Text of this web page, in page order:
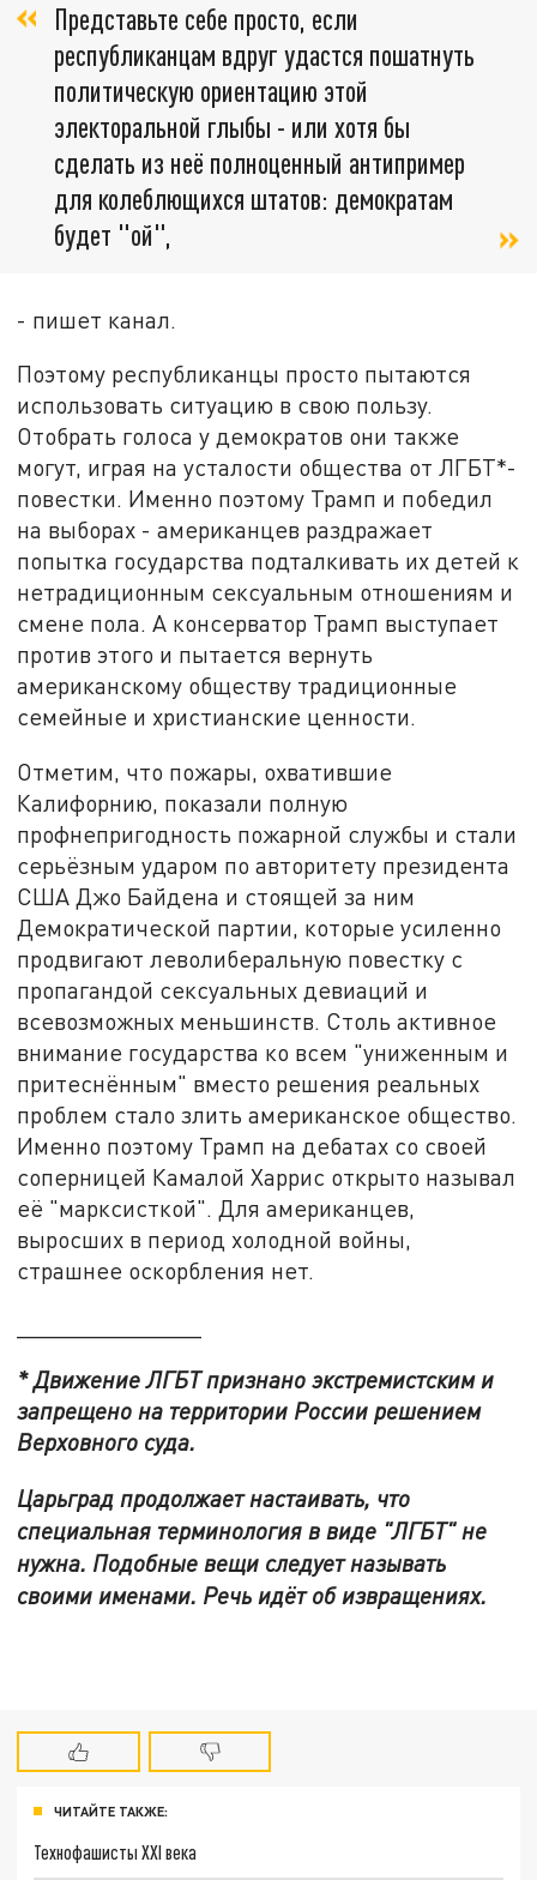
Представьте себе просто, если
республиканцам вдруг удастся пошатнуть
политическую ориентацию этой
электоральной глыбы - или хотя бы
сделать из неё полноценный антипример
для колеблющихся штатов: демократам
будет "ой",
- пишет канал.
Поэтому республиканцы просто пытаются
использовать ситуацию в свою пользу.
Отобрать голоса у демократов они также
могут, играя на усталости общества от ЛГБТ*-
повестки. Именно поэтому Трамп и победил
на выборах - американцев раздражает
попытка государства подталкивать их детей к
нетрадиционным сексуальным отношениям и
смене пола. А консерватор Трамп выступает
против этого и пытается вернуть
американскому обществу традиционные
семейные и христианские ценности.
Отметим, что пожары, охватившие
Калифорнию, показали полную
профнепригодность пожарной службы и стали
серьёзным ударом по авторитету президента
США Джо Байдена и стоящей за ним
Демократической партии, которые усиленно
продвигают леволиберальную повестку с
пропагандой сексуальных девиаций и
всевозможных меньшинств. Столь активное
внимание государства ко всем "униженным и
притеснённым" вместо решения реальных
проблем стало злить американское общество.
Именно поэтому Трамп на дебатах со своей
соперницей Камалой Харрис открыто называл
её "марксисткой". Для американцев,
выросших в период холодной войны,
страшнее оскорбления нет.
* Движение ЛГБТ признано экстремистским и
запрещено на территории России решением
Верховного суда.
Царьград продолжает настаивать, что
специальная терминология в виде "ЛГБТ" не
нужна. Подобные вещи следует называть
своими именами. Речь идёт об извращениях.
ЧИТАЙТЕ ТАКЖЕ:
Технофашисты XXI века